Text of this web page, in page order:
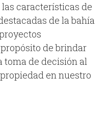
características de
de la bahía
de brindar
de decisión al
en nuestro